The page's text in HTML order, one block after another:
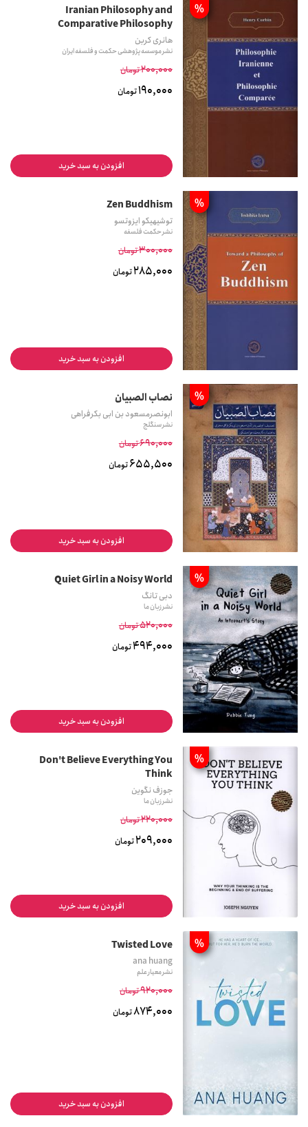
%
Iranian Philosophy and
Comparative Philosophy
هانری کربن
نشر موسسه پژوهشی حکمت و فلسفه ایران
200,000تومان
190,000تومان
افزودن به سبد خرید
%
Zen Buddhism
توشیهیکو ایزوتسو
نشر حکمت فلسفه
300,000تومان
285,000تومان
افزودن به سبد خرید
% نصاب الصبیان
ابونصرمسعود بن ابی بکرفراهی
نشر سنگلج
690,000تومان
655,500تومان
افزودن به سبد خرید
%
Quiet Girl in a Noisy World
دبی تانگ
نشر زبان ما
520,000تومان
494,000تومان
افزودن به سبد خرید
%
Don't Believe Everything You
Think
جوزف نگوین
نشر زبان ما
220,000تومان
209,000تومان
افزودن به سبد خرید
%
Twisted Love
ana huang
نشر معیار علم
920,000تومان
874,000تومان
افزودن به سبد خرید